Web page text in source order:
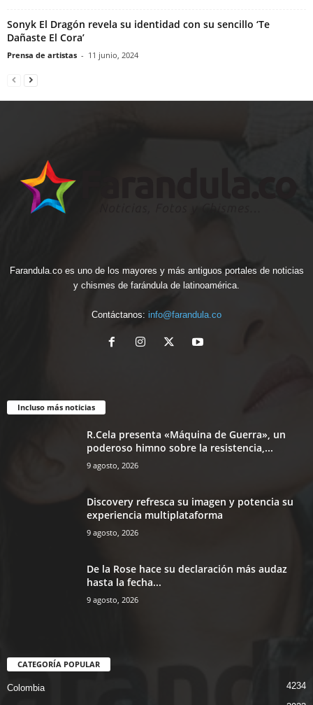
Sonyk El Dragón revela su identidad con su sencillo ‘Te
Dañaste El Cora’
Prensa de artistas - 11 junio, 2024
Farandula.co es uno de los mayores y más antiguos portales de noticias
y chismes de farándula de latinoamérica.
Contáctanos: info@farandula.co
Incluso más noticias
R.Cela presenta «Máquina de Guerra», un
poderoso himno sobre la resistencia,...
9 agosto, 2026
Discovery refresca su imagen y potencia su
experiencia multiplataforma
9 agosto, 2026
De la Rose hace su declaración más audaz
hasta la fecha...
9 agosto, 2026
CATEGORÍA POPULAR
Colombia 4234